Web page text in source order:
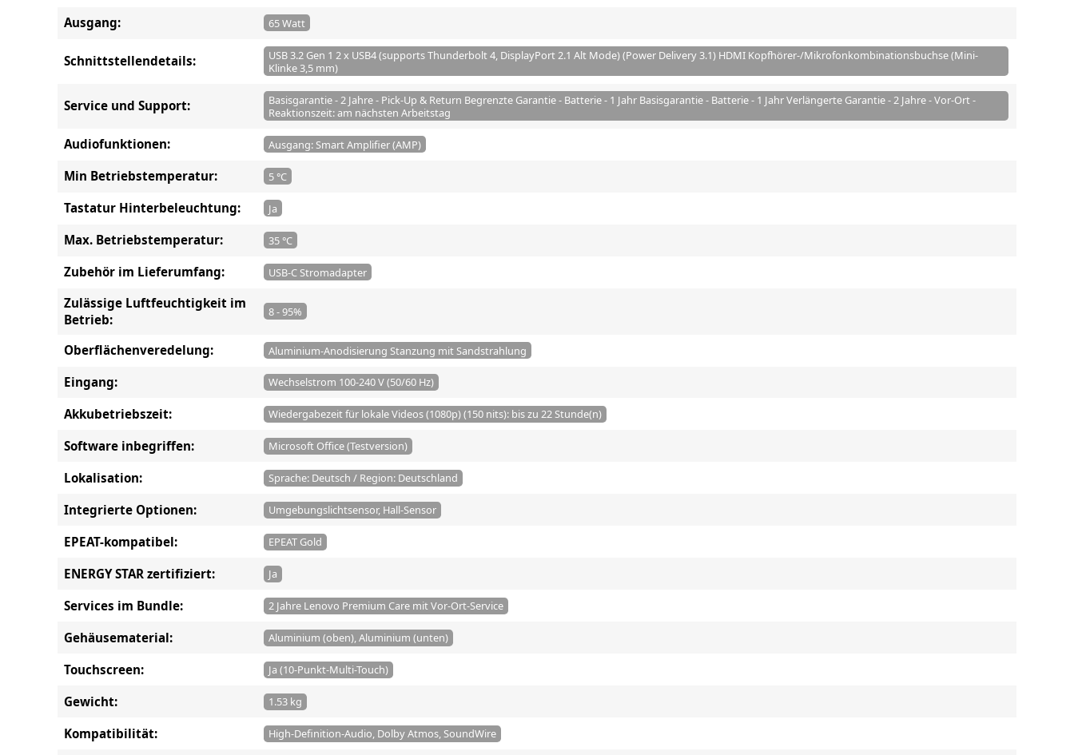
Ausgang: 65 Watt
Schnittstellendetails:
USB 3.2 Gen 1 2 x USB4 (supports Thunderbolt 4, DisplayPort 2.1 Alt Mode) (Power Delivery 3.1) HDMI Kopfhörer-/Mikrofonkombinationsbuchse (Mini-
Klinke 3,5 mm)
Service und Support:
Basisgarantie - 2 Jahre - Pick-Up & Return Begrenzte Garantie - Batterie - 1 Jahr Basisgarantie - Batterie - 1 Jahr Verlängerte Garantie - 2 Jahre - Vor-Ort -
Reaktionszeit: am nächsten Arbeitstag
Audiofunktionen: Ausgang: Smart Amplifier (AMP)
Min Betriebstemperatur: 5 °C
Tastatur Hinterbeleuchtung: Ja
Max. Betriebstemperatur: 35 °C
Zubehör im Lieferumfang: USB-C Stromadapter
Zulässige Luftfeuchtigkeit im
Betrieb:
8 - 95%
Oberflächenveredelung: Aluminium-Anodisierung Stanzung mit Sandstrahlung
Eingang: Wechselstrom 100-240 V (50/60 Hz)
Akkubetriebszeit: Wiedergabezeit für lokale Videos (1080p) (150 nits): bis zu 22 Stunde(n)
Software inbegriffen: Microsoft Office (Testversion)
Lokalisation: Sprache: Deutsch / Region: Deutschland
Integrierte Optionen: Umgebungslichtsensor, Hall-Sensor
EPEAT-kompatibel: EPEAT Gold
ENERGY STAR zertifiziert: Ja
Services im Bundle: 2 Jahre Lenovo Premium Care mit Vor-Ort-Service
Gehäusematerial: Aluminium (oben), Aluminium (unten)
Touchscreen: Ja (10-Punkt-Multi-Touch)
Gewicht: 1.53 kg
Kompatibilität: High-Definition-Audio, Dolby Atmos, SoundWire